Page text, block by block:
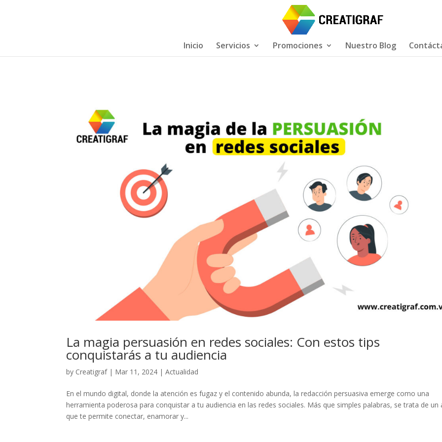
Inicio Servicios Promociones Nuestro Blog
La magia persuasión en redes sociales: Con estos tips
conquistarás a tu audiencia
by Creatigraf| Mar 11, 2024 |Actualidad
En el mundo digital, donde la atención es fugaz y el contenido abunda, la redacción persuasiva emerge como una
herramienta poderosa para conquistar a tu audiencia en las redes sociales. Más que simples palabras, se trata de un
que te permite conectar, enamorar y...